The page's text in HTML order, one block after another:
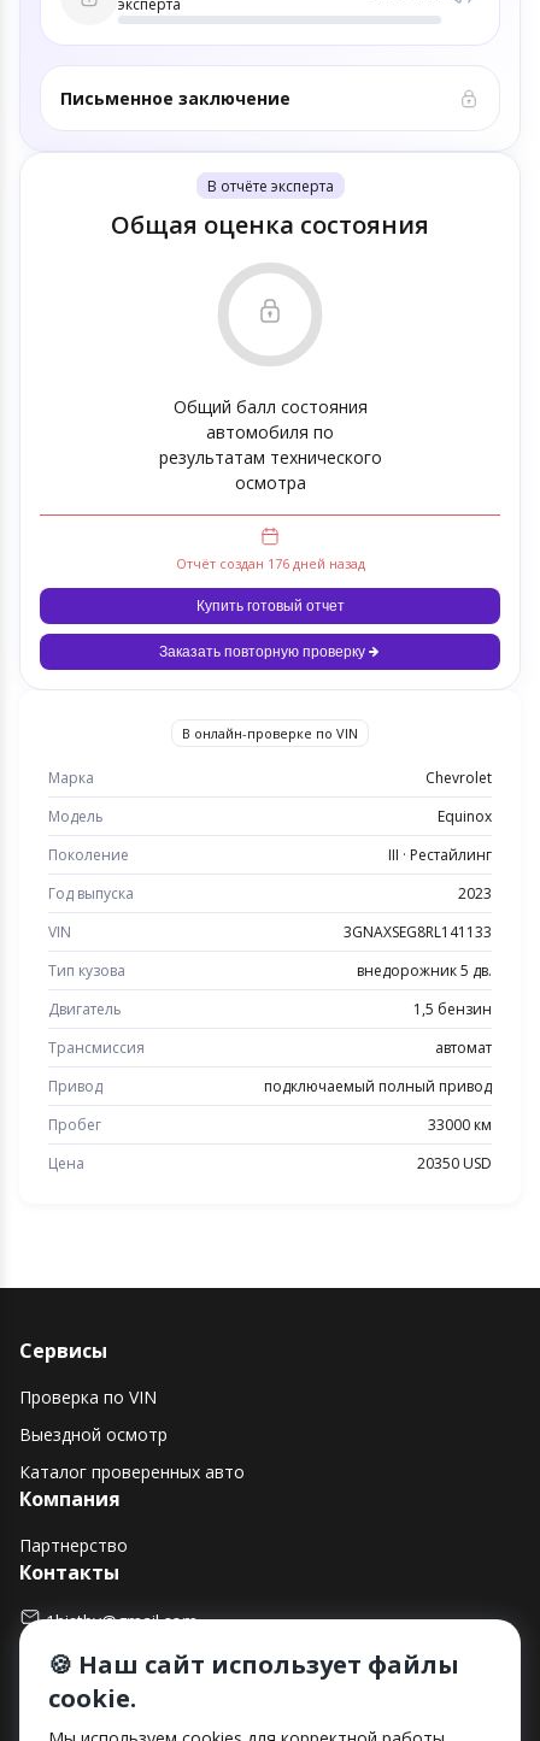
Письменное заключение
В отчёте эксперта
Общая оценка состояния
Общий балл состояния
автомобиля по
результатам технического
осмотра
Отчёт создан 176 дней назад
Купить готовый отчет
Заказать повторную проверку
В онлайн-проверке по VIN
Марка
Chevrolet
Модель
Equinox
Поколение
III · Рестайлинг
Год выпуска
2023
VIN
3GNAXSEG8RL141133
Тип кузова
внедорожник 5 дв.
Двигатель
1,5 бензин
Трансмиссия
автомат
Привод
подключаемый полный привод
Пробег
33000 км
Цена
20350 USD
Сервисы
Проверка по VIN
Выездной осмотр
Каталог проверенных авто
Компания
Партнерство
Контакты
1histby@gmail.com
+375 (29) 182-90-00
г. Минск, ул. Макаенка, д. 12Е, пом. 282
Способы оплаты
🍪 Наш сайт использует файлы
cookie.